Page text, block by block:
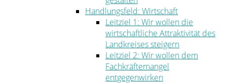
Handlungsfeld: Wirtschaft
Leitziel 1: Wir wollen die
wirtschaftliche Attraktivität des
Landkreises steigern
Leitziel 2: Wir wollen dem
Fachkräftemangel
entgegenwirken